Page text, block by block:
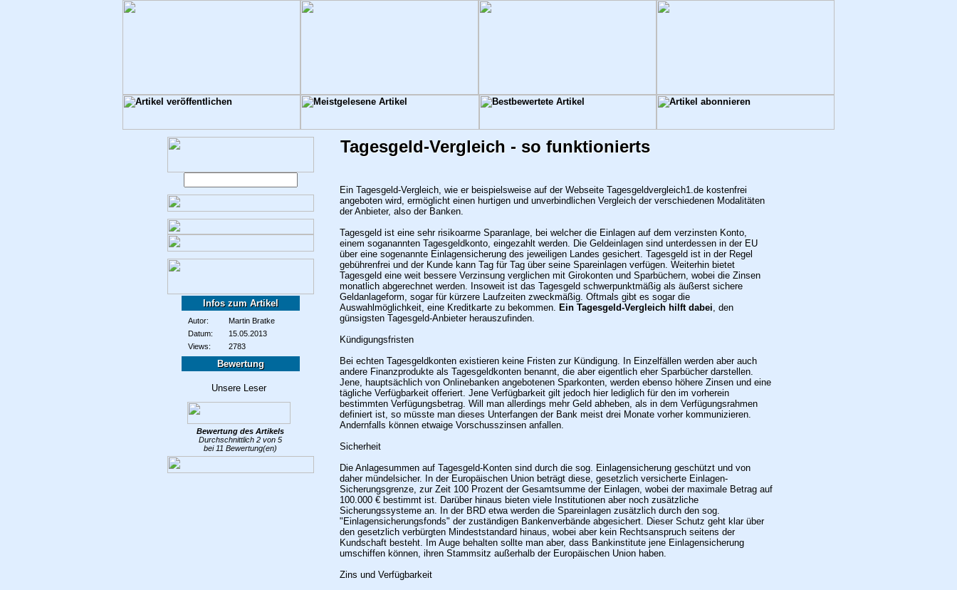
Infos zum Artikel
Autor:
Martin Bratke
Datum:
15.05.2013
Views:
2783
Bewertung
Bewertung des Artikels
Durchschnittlich 2 von 5
bei 11 Bewertung(en)
Tagesgeld-Vergleich - so funktionierts
Ein Tagesgeld-Vergleich, wie er beispielsweise auf der Webseite Tagesgeldvergleich1.de kostenfrei
angeboten wird, ermöglicht einen hurtigen und unverbindlichen Vergleich der verschiedenen Modalitäten
der Anbieter, also der Banken.
Tagesgeld ist eine sehr risikoarme Sparanlage, bei welcher die Einlagen auf dem verzinsten Konto,
einem soganannten Tagesgeldkonto, eingezahlt werden. Die Geldeinlagen sind unterdessen in der EU
über eine sogenannte Einlagensicherung des jeweiligen Landes gesichert. Tagesgeld ist in der Regel
gebührenfrei und der Kunde kann Tag für Tag über seine Spareinlagen verfügen. Weiterhin bietet
Tagesgeld eine weit bessere Verzinsung verglichen mit Girokonten und Sparbüchern, wobei die Zinsen
monatlich abgerechnet werden. Insoweit ist das Tagesgeld schwerpunktmäßig als äußerst sichere
Geldanlageform, sogar für kürzere Laufzeiten zweckmäßig. Oftmals gibt es sogar die
Auswahlmöglichkeit, eine Kreditkarte zu bekommen. Ein Tagesgeld-Vergleich hilft dabei, den
günsigsten Tagesgeld-Anbieter herauszufinden.
Kündigungsfristen
Bei echten Tagesgeldkonten existieren keine Fristen zur Kündigung. In Einzelfällen werden aber auch
andere Finanzprodukte als Tagesgeldkonten benannt, die aber eigentlich eher Sparbücher darstellen.
Jene, hauptsächlich von Onlinebanken angebotenen Sparkonten, werden ebenso höhere Zinsen und eine
tägliche Verfügbarkeit offeriert. Jene Verfügbarkeit gilt jedoch hier lediglich für den im vorherein
bestimmten Verfügungsbetrag. Will man allerdings mehr Geld abheben, als in dem Verfügungsrahmen
definiert ist, so müsste man dieses Unterfangen der Bank meist drei Monate vorher kommunizieren.
Andernfalls können etwaige Vorschusszinsen anfallen.
Sicherheit
Die Anlagesummen auf Tagesgeld-Konten sind durch die sog. Einlagensicherung geschützt und von
daher mündelsicher. In der Europäischen Union beträgt diese, gesetzlich versicherte Einlagen-
Sicherungsgrenze, zur Zeit 100 Prozent der Gesamtsumme der Einlagen, wobei der maximale Betrag auf
100.000 € bestimmt ist. Darüber hinaus bieten viele Institutionen aber noch zusätzliche
Sicherungssysteme an. In der BRD etwa werden die Spareinlagen zusätzlich durch den sog.
"Einlagensicherungsfonds" der zuständigen Bankenverbände abgesichert. Dieser Schutz geht klar über
den gesetzlich verbürgten Mindeststandard hinaus, wobei aber kein Rechtsanspruch seitens der
Kundschaft besteht. Im Auge behalten sollte man aber, dass Bankinstitute jene Einlagensicherung
umschiffen können, ihren Stammsitz außerhalb der Europäischen Union haben.
Zins und Verfügbarkeit